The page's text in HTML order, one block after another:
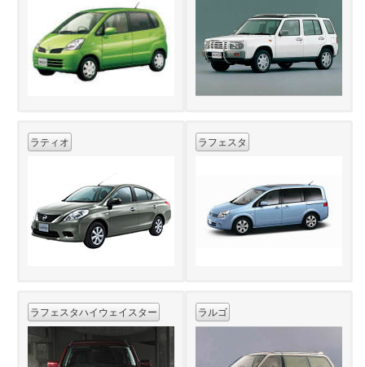
ラティオ ラフェスタ
ラフェスタハイウェイスター ラルゴ